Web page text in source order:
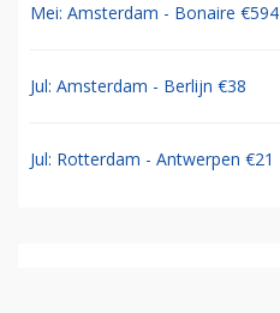
Mei: Amsterdam - Bonaire €594
Jul: Amsterdam - Berlijn €38
Jul: Rotterdam - Antwerpen €21